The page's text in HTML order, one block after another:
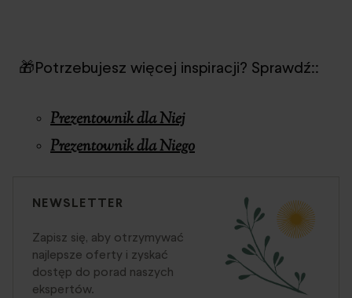
🎁Potrzebujesz więcej inspiracji? Sprawdź::
Prezentownik dla Niej
Prezentownik dla Niego
NEWSLETTER
Zapisz się, aby otrzymywać
najlepsze oferty i zyskać
dostęp do porad naszych
ekspertów.